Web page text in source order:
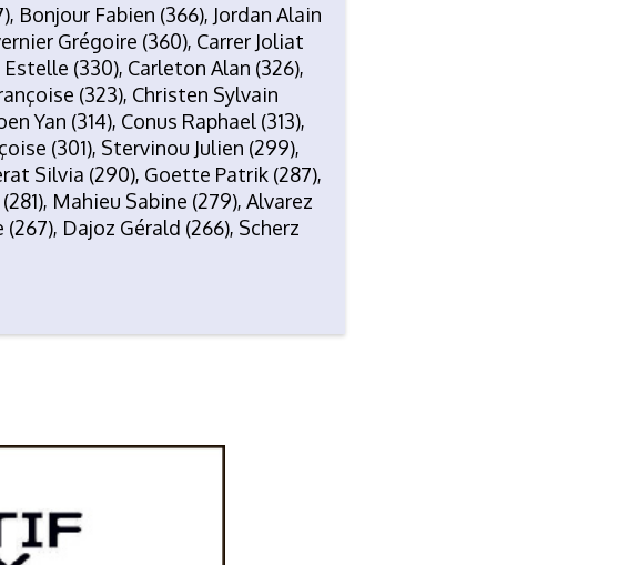
Bonjour Fabien (366), Jordan Alain
Grégoire (360), Carrer Joliat
(330), Carleton Alan (326),
(323), Christen Sylvain
Yan (314), Conus Raphael (313),
(301), Stervinou Julien (299),
Silvia (290), Goette Patrik (287),
Mahieu Sabine (279), Alvarez
Dajoz Gérald (266), Scherz